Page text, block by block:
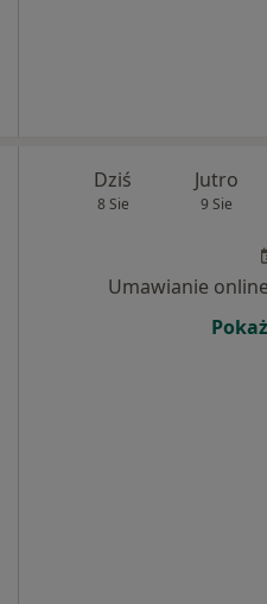
Dziś
8 Sie
Jutro
9 Sie
Umawianie